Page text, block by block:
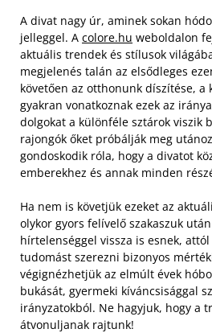
A divat nagy úr, aminek sokan
jelleggel. A colore.hu weboldalon
aktuális trendek és stílusok
megjelenés talán az elsődleges
követően az otthonunk díszítése, a
gyakran vonatkoznak ezek az
dolgokat a különféle sztárok viszik
rajongók őket próbálják meg
gondoskodik róla, hogy a divatot
emberekhez és annak minden
Ha nem is követjük ezeket az
olykor gyors felívelő szakaszuk
hírtelenséggel vissza is esnek,
tudomást szerezni bizonyos
végignézhetjük az elmúlt évek
bukását, gyermeki kíváncsisággal
irányzatokból. Ne hagyjuk, hogy a
átvonuljanak rajtunk!